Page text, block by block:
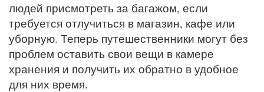
людей присмотреть за багажом, если
требуется отлучиться в магазин, кафе или
уборную. Теперь путешественники могут без
проблем оставить свои вещи в камере
хранения и получить их обратно в удобное
для них время.